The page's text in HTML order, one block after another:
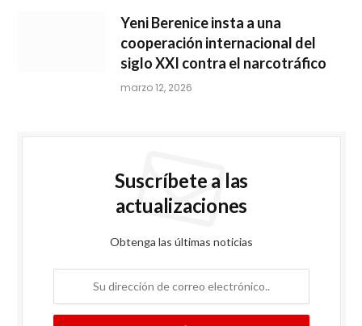
Yeni Berenice insta a una
cooperación internacional del
siglo XXI contra el narcotráfico
marzo 12, 2026
Suscríbete a las
actualizaciones
Obtenga las últimas noticias